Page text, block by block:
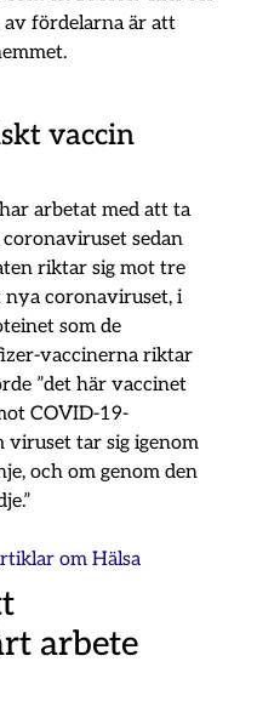
av fördelarna är att
vaccin
arbetat med att ta
sedan
riktar sig mot tre
coronaviruset, i
som de
vaccinerna riktar
”det här vaccinet
COVID-19-
viruset tar sig igenom
och om genom den
om Hälsa
arbete